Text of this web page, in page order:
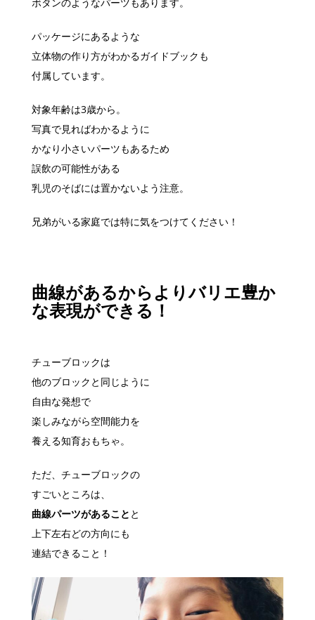
パッケージにあるような
立体物の作り方がわかるガイドブックも
付属しています。
対象年齢は3歳から。
写真で見ればわかるように
かなり小さいパーツもあるため
誤飲の可能性がある
乳児のそばには置かないよう注意。
兄弟がいる家庭では特に気をつけてください！
曲線があるからよりバリエ豊か
な表現ができる！
チューブロックは
他のブロックと同じように
自由な発想で
楽しみながら空間能力を
養える知育おもちゃ。
ただ、チューブロックの
すごいところは、
曲線パーツがあること と
上下左右どの方向にも
連結できること！